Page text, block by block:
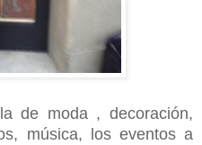
de moda , decoración,
música, los eventos a